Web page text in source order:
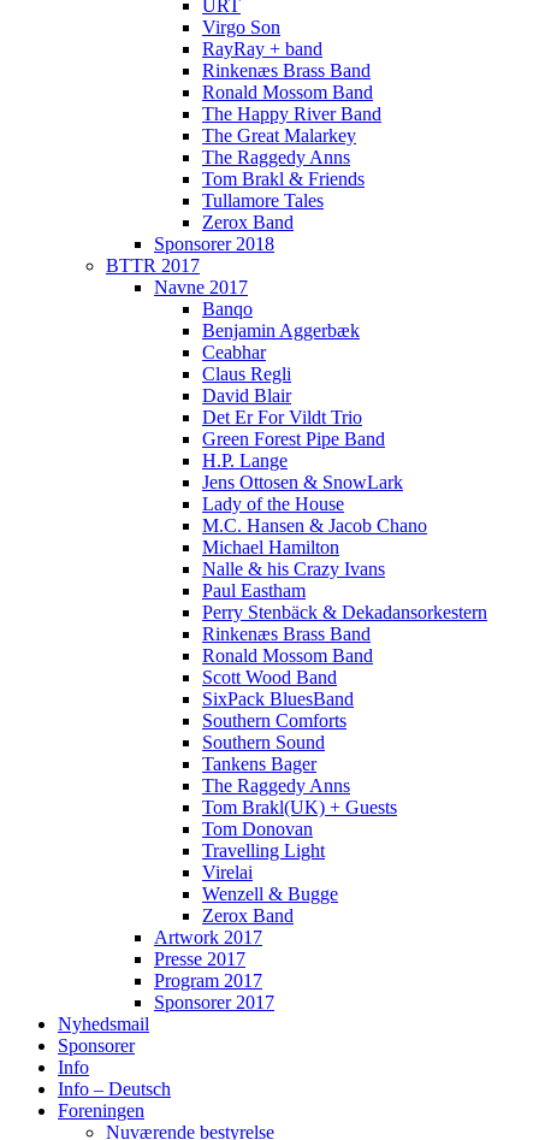
URT
Virgo Son
RayRay + band
Rinkenæs Brass Band
Ronald Mossom Band
The Happy River Band
The Great Malarkey
The Raggedy Anns
Tom Brakl & Friends
Tullamore Tales
Zerox Band
Sponsorer 2018
BTTR 2017
Navne 2017
Banqo
Benjamin Aggerbæk
Ceabhar
Claus Regli
David Blair
Det Er For Vildt Trio
Green Forest Pipe Band
H.P. Lange
Jens Ottosen & SnowLark
Lady of the House
M.C. Hansen & Jacob Chano
Michael Hamilton
Nalle & his Crazy Ivans
Paul Eastham
Perry Stenbäck & Dekadansorkestern
Rinkenæs Brass Band
Ronald Mossom Band
Scott Wood Band
SixPack BluesBand
Southern Comforts
Southern Sound
Tankens Bager
The Raggedy Anns
Tom Brakl(UK) + Guests
Tom Donovan
Travelling Light
Virelai
Wenzell & Bugge
Zerox Band
Artwork 2017
Presse 2017
Program 2017
Sponsorer 2017
Nyhedsmail
Sponsorer
Info
Info – Deutsch
Foreningen
Nuværende bestyrelse